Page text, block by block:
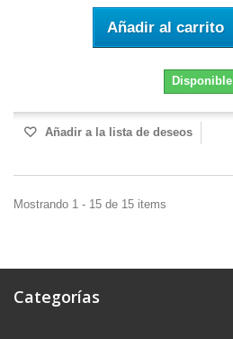
Añadir al carrito
Disponible
Añadir a la lista de deseos
Mostrando 1 - 15 de 15 items
Categorías